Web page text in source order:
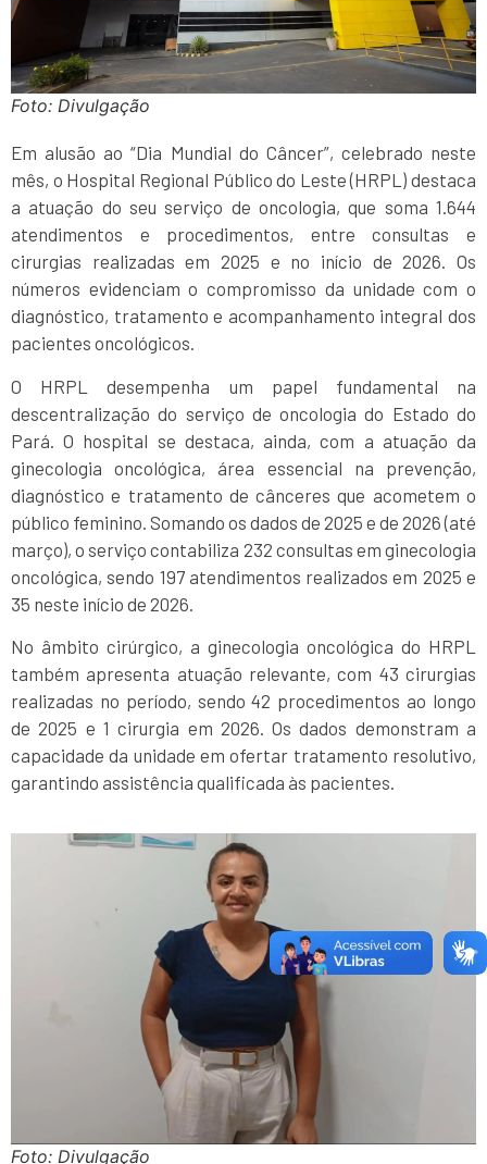
Foto: Divulgação
Em alusão ao “Dia Mundial do Câncer”, celebrado neste
mês, o Hospital Regional Público do Leste (HRPL) destaca
a atuação do seu serviço de oncologia, que soma 1.644
atendimentos e procedimentos, entre consultas e
cirurgias realizadas em 2025 e no início de 2026. Os
números evidenciam o compromisso da unidade com o
diagnóstico, tratamento e acompanhamento integral dos
pacientes oncológicos.
O HRPL desempenha um papel fundamental na
descentralização do serviço de oncologia do Estado do
Pará. O hospital se destaca, ainda, com a atuação da
ginecologia oncológica, área essencial na prevenção,
diagnóstico e tratamento de cânceres que acometem o
público feminino. Somando os dados de 2025 e de 2026 (até
março), o serviço contabiliza 232 consultas em ginecologia
oncológica, sendo 197 atendimentos realizados em 2025 e
35 neste início de 2026.
No âmbito cirúrgico, a ginecologia oncológica do HRPL
também apresenta atuação relevante, com 43 cirurgias
realizadas no período, sendo 42 procedimentos ao longo
de 2025 e 1 cirurgia em 2026. Os dados demonstram a
capacidade da unidade em ofertar tratamento resolutivo,
garantindo assistência qualificada às pacientes.
Foto: Divulgação